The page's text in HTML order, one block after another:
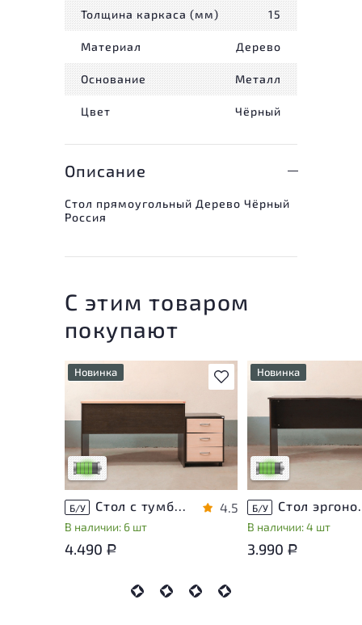
Толщина каркаса (мм) 15
Материал Дерево
Основание Металл
Цвет Чёрный
Описание
Стол прямоугольный Дерево Чёрный
Россия
С этим товаром
покупают
В избранное
Новинка
незначительные следы
эксплуатации, не влияющие
Низкая степень износа
Б/У Стол с тумбой ЛДСП Венге
В наличии: 6 шт
4.5
4.490 Р
Новинка
У товара
незначительные
эксплуатации, не
на удобство его
использования
Низкая степень
Б/У Стол
В наличии: 4 шт
3.990 Р